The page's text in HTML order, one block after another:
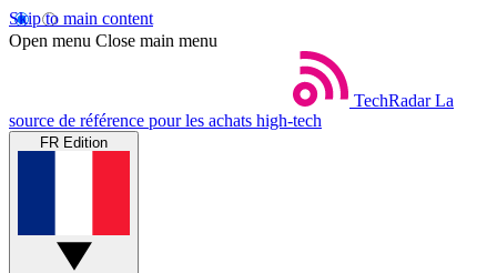
Skip to main content
Open menu Close main menu
TechRadar La
source de référence pour les achats high-tech
FR Edition